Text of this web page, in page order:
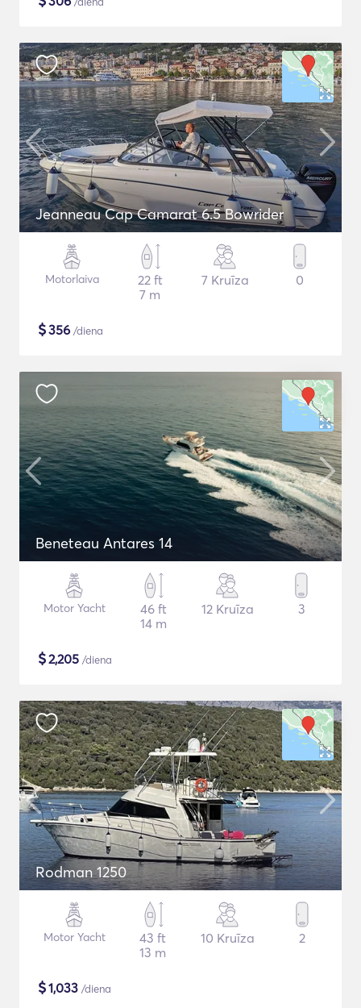
Jeanneau Cap Camarat 6.5 Bowrider
Motorlaiva
22 ft
7 m
7 Kruīza 0
$356 /diena
Beneteau Antares 14
Motor Yacht
46 ft
14 m
12 Kruīza 3
$2,205 /diena
Rodman 1250
Motor Yacht
43 ft
13 m
10 Kruīza 2
$1,033 /diena